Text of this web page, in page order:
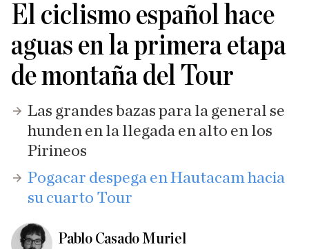
El ciclismo español hace
aguas en la primera etapa
de montaña del Tour
Las grandes bazas para la general se
hunden en la llegada en alto en los
Pirineos
Pogacar despega en Hautacam hacia
su cuarto Tour
Pablo Casado Muriel